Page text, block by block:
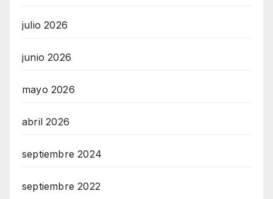
julio 2026
junio 2026
mayo 2026
abril 2026
septiembre 2024
septiembre 2022